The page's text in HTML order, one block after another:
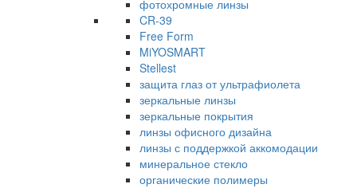
фотохромные линзы
CR-39
Free Form
MiYOSMART
Stellest
защита глаз от ультрафиолета
зеркальные линзы
зеркальные покрытия
линзы офисного дизайна
линзы с поддержкой аккомодации
минеральное стекло
органические полимеры